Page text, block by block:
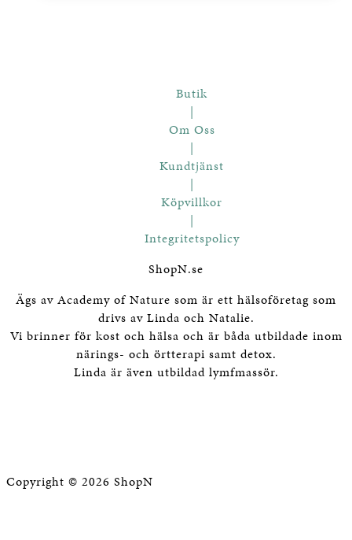
Butik
|
Om Oss
|
Kundtjänst
|
Köpvillkor
|
Integritetspolicy
ShopN.se
Ägs av Academy of Nature som är ett hälsoföretag som
drivs av Linda och Natalie.
Vi brinner för kost och hälsa och är båda utbildade inom
närings- och örtterapi samt detox.
Linda är även utbildad lymfmassör.
Copyright © 2026 ShopN